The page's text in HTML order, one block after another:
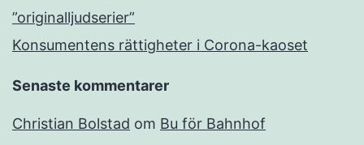
”originalljudserier”
Konsumentens rättigheter i Corona-kaoset
Senaste kommentarer
Christian Bolstad om Bu för Bahnhof